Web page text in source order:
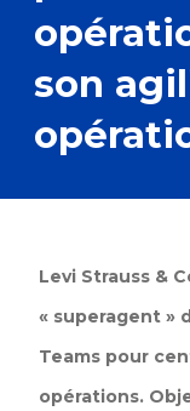
son
Levi Strauss &
« superagent »
Teams pour
opérations.